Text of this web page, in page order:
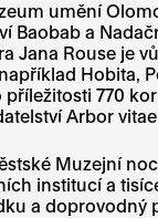
umění
Baobab a
Jana Rouse je
Hobita,
770
Arbor
Muzejní
institucí a
a doprovodný